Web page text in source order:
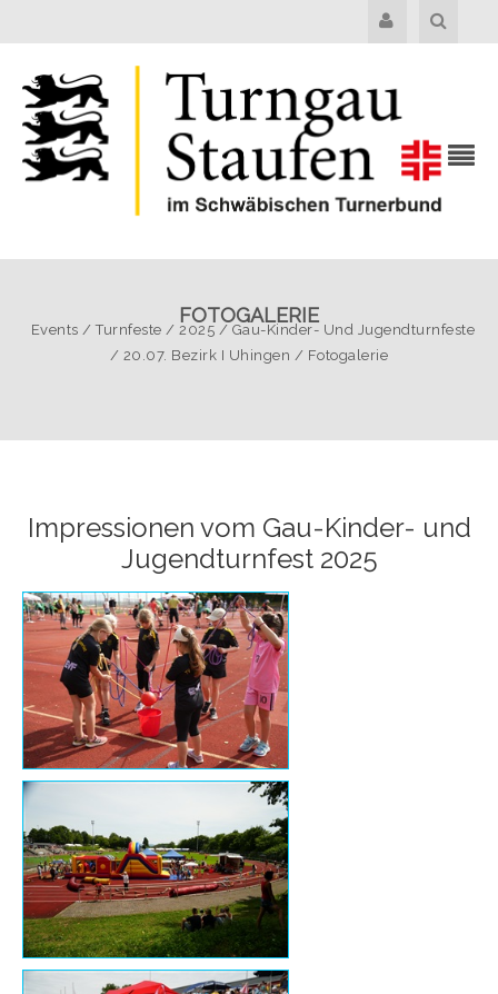
FOTOGALERIE
Events /Turnfeste /2025 / Gau-Kinder- Und Jugendturnfeste
/ 20.07. Bezirk I Uhingen / Fotogalerie
Impressionen vom Gau-Kinder- und
Jugendturnfest 2025